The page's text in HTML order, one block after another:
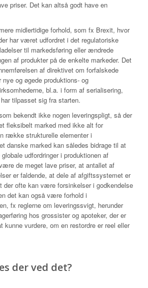
priser. Det kan altså godt have en
midlertidige forhold, som fx Brexit, hvor
har været udfordret i det regulatoriske
til markedsføring eller ændrede
af produkter på de enkelte markeder. Det
af direktivet om forfalskede
og øgede produktions- og
bl.a. i form af serialisering,
tilpasset sig fra starten.
bekendt ikke nogen leveringspligt, så der
fleksibelt marked med ikke alt for
række strukturelle elementer i
danske marked kan således bidrage til at
udfordringer i produktionen af
de meget lave priser, at antallet af
er faldende, at dele af afgiftssystemet er
ofte kan være forsinkelser i godkendelse
det kan også være forhold i
fx reglerne om leveringssvigt, herunder
hos grossister og apoteker, der er
vurdere, om en restordre er reel eller
der ved det?